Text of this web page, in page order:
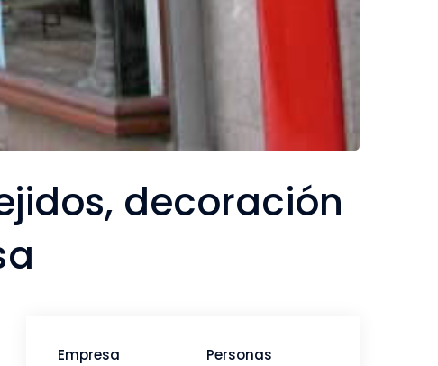
decoración
Empresa
Personas